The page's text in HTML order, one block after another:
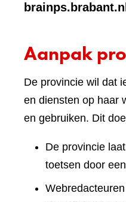
brainps.brabant.nl
Aanpak
De provincie wil dat
en diensten op haar
en gebruiken. Dit
De provincie
toetsen door